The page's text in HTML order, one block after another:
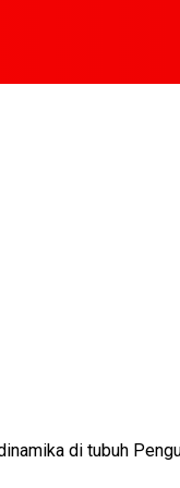
di tubuh